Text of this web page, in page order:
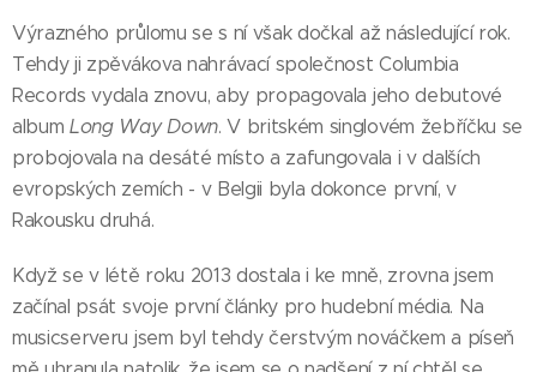
Výrazného průlomu se s ní však dočkal až následující rok.
Tehdy ji zpěvákova nahrávací společnost Columbia
Records vydala znovu, aby propagovala jeho debutové
albumLong Way Down. V britském singlovém žebříčku se
probojovala na desáté místo a zafungovala i v dalších
evropských zemích - v Belgii byla dokonce první, v
Rakousku druhá.
Když se v létě roku 2013 dostala i ke mně, zrovna jsem
začínal psát svoje první články pro hudební média. Na
musicserveru jsem byl tehdy čerstvým nováčkem a píseň